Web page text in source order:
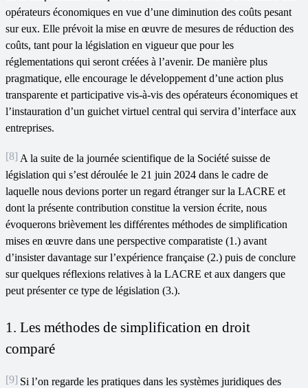
opérateurs économiques en vue d’une diminution des coûts pesant
sur eux. Elle prévoit la mise en œuvre de mesures de réduction des
coûts, tant pour la législation en vigueur que pour les
réglementations qui seront créées à l’avenir. De manière plus
pragmatique, elle encourage le développement d’une action plus
transparente et participative vis-à-vis des opérateurs économiques et
l’instauration d’un guichet virtuel central qui servira d’interface aux
entreprises.
[8] A la suite de la journée scientifique de la Société suisse de
législation qui s’est déroulée le 21 juin 2024 dans le cadre de
laquelle nous devions porter un regard étranger sur la LACRE et
dont la présente contribution constitue la version écrite, nous
évoquerons brièvement les différentes méthodes de simplification
mises en œuvre dans une perspective comparatiste (1.) avant
d’insister davantage sur l’expérience française (2.) puis de conclure
sur quelques réflexions relatives à la LACRE et aux dangers que
peut présenter ce type de législation (3.).
1. Les méthodes de simplification en droit
comparé
[9] Si l’on regarde les pratiques dans les systèmes juridiques des